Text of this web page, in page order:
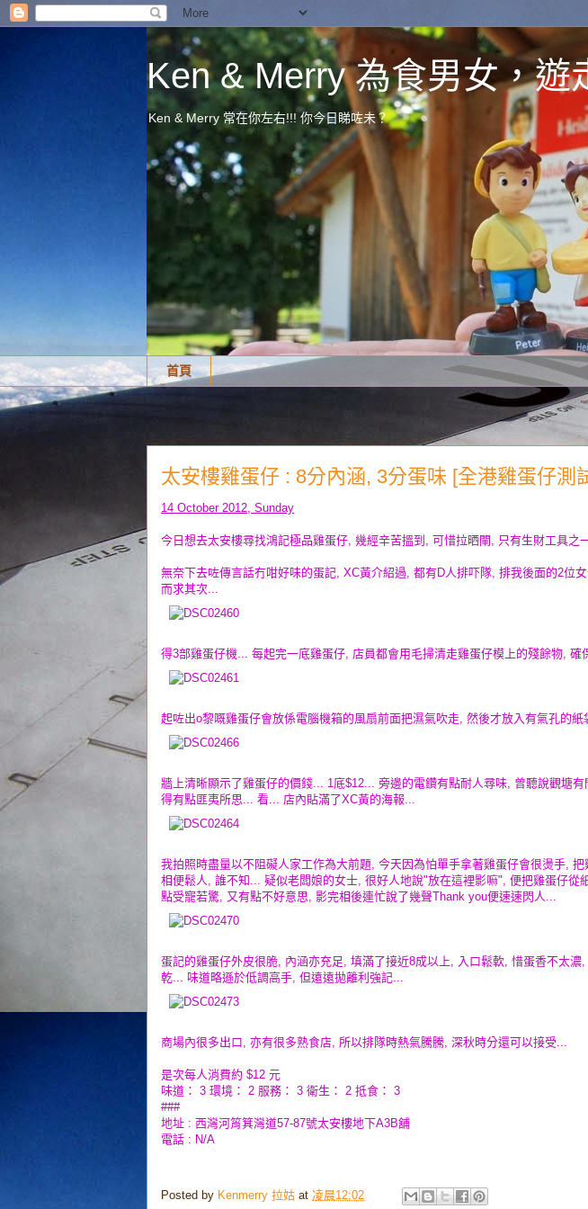
Ken & Merry 為食男女，遊
Ken & Merry 常在你左右!!! 你今日睇咗未？
首頁
太安樓雞蛋仔 : 8分內涵, 3分蛋味 [全港雞蛋仔測
14 October 2012, Sunday
今日想去太安樓尋找鴻記極品雞蛋仔, 幾經辛苦搵到, 可惜拉晒閘, 只有生財工具之
無奈下去咗傳言話冇咁好味的蛋記, XC黃介紹過, 都有D人排吓隊, 排我後面的2位
而求其次...
得3部雞蛋仔機... 每起完一底雞蛋仔, 店員都會用毛掃清走雞蛋仔模上的殘餘物, 確
起咗出o黎嘅雞蛋仔會放係電腦機箱的風扇前面把濕氣吹走, 然後才放入有氣孔的紙
牆上清晰顯示了雞蛋仔的價錢... 1底$12... 旁邊的電鑽有點耐人尋味, 曾聽說觀塘有
得有點匪夷所思... 看... 店內貼滿了XC黃的海報...
我拍照時盡量以不阻礙人家工作為大前題, 今天因為怕單手拿著雞蛋仔會很燙手,
相便鬆人, 誰不知... 疑似老闆娘的女士, 很好人地說"放在這裡影嘛", 便把雞蛋仔從
點受寵若驚, 又有點不好意思, 影完相後連忙說了幾聲Thank you便速速閃人...
蛋記的雞蛋仔外皮很脆, 內涵亦充足, 填滿了接近8成以上, 入口鬆軟, 惜蛋香不太濃
乾... 味道略遜於低調高手, 但遠遠拋離利強記...
商場內很多出口, 亦有很多熟食店, 所以排隊時熱氣騰騰, 深秋時分還可以接受...
是次每人消費約 $12 元
味道： 3 環境： 2 服務： 3 衛生： 2 抵食： 3
###
地址 : 西灣河筲箕灣道57-87號太安樓地下A3B舖
電話 : N/A
Posted by Kenmerry 拉姑 at 凌晨12:02